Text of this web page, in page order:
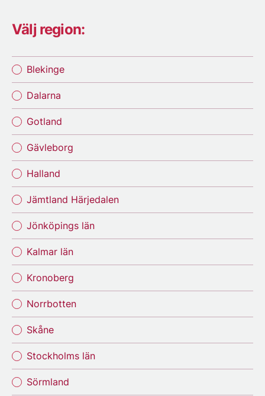
Välj region:
Blekinge
Dalarna
Gotland
Gävleborg
Halland
Jämtland Härjedalen
Jönköpings län
Kalmar län
Kronoberg
Norrbotten
Skåne
Stockholms län
Sörmland